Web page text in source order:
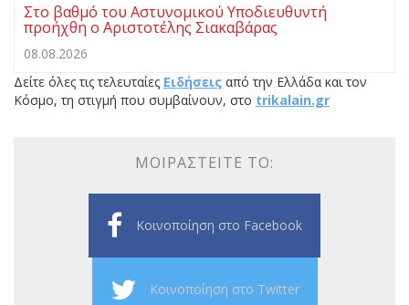
Στο βαθμό του Αστυνομικού Υποδιευθυντή
προήχθη ο Αριστοτέλης Σιακαβάρας
08.08.2026
Δείτε όλες τις τελευταίες Ειδήσεις από την Ελλάδα και τον
Κόσμο, τη στιγμή που συμβαίνουν, στο trikalain.gr
ΜΟΙΡΑΣΤΕΊΤΕ ΤΟ:
Κοινοποίηση στο Facebook
Κοινοποίηση στο Twitter